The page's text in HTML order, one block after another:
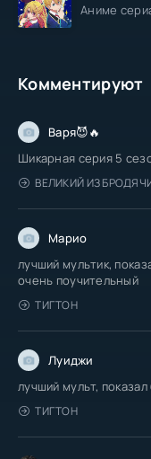
Комментируют
Варя😈🔥
Шикарная серия 5
ВЕЛИКИЙ ИЗ
Марио
лучший мультик,
очень поучительный
ТИГТОН
Луиджи
лучший мульт,
ТИГТОН